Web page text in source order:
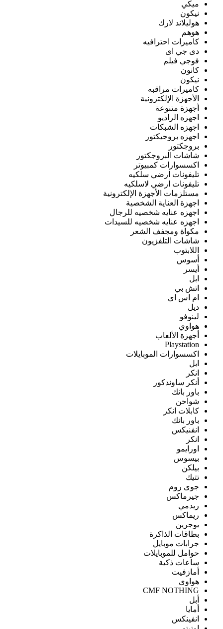
ميكي
نيكون
هوليلاند لارك
هوهم
كاميرات احترافيه
دى جي اى
فوجي فيلم
كانون
نيكون
كاميرات مراقبه
الأجهزة الإلكترونية
أجهزة متنوعة
اجهزه الراديو
اجهزه الشبكات
اجهزه بروجيكتور
بروجكتور
شاشات البروجكتور
اكسسوارات كمبيوتر
تليفونات ارضي سلكيه
تليفونات ارضي لاسلكيه
مستلزمات الأجهزة الإلكترونية
اجهزة العناية الشخصية
اجهزه عنايه شخصيه للرجال
اجهزه عنايه شخصيه للسيدات
مكواة ومجفف الشعر
شاشات التلفزيون
اللابتوب
أسوس
أيسر
ابل
اتش بي
ام اس اي
ديل
لينوفو
هواوي
أجهزة الألعاب
Playstation
اكسسوارات الموبايلات
ابل
انكر
أنكر ساوندكور
باور بانك
شواحن
كابلات انكر
باور بانك
انفنيكس
انكر
اورايمو
بيسوس
بيلكن
تتيك
جوى روم
جيرماكس
ريدمي
ريماكس
يوجرين
بطاقات الذاكرة
جرابات موبايل
حوامل للموبايلات
ساعات ذكية
أمازفيت
هواوى
CMF NOTHING
أبل
أمايا
انفينكس